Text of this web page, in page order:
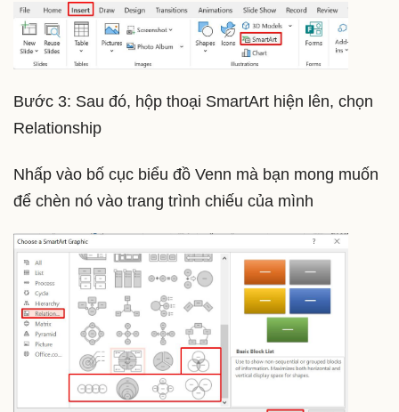
Bước 3: Sau đó, hộp thoại SmartArt hiện lên, chọn
Relationship
Nhấp vào bố cục biểu đồ Venn mà bạn mong muốn
để chèn nó vào trang trình chiếu của mình